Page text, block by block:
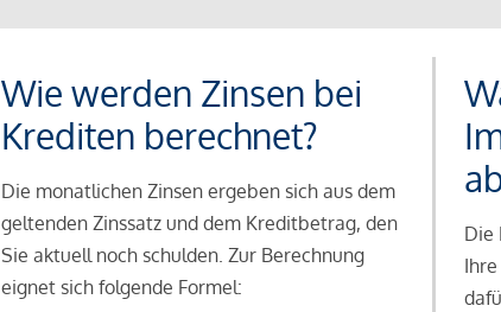
Wie werden Zinsen bei
Krediten berechnet?
Die monatlichen Zinsen ergeben sich aus dem
geltenden Zinssatz und dem Kreditbetrag, den
Sie aktuell noch schulden. Zur Berechnung
eignet sich folgende Formel:
Die
Ihre